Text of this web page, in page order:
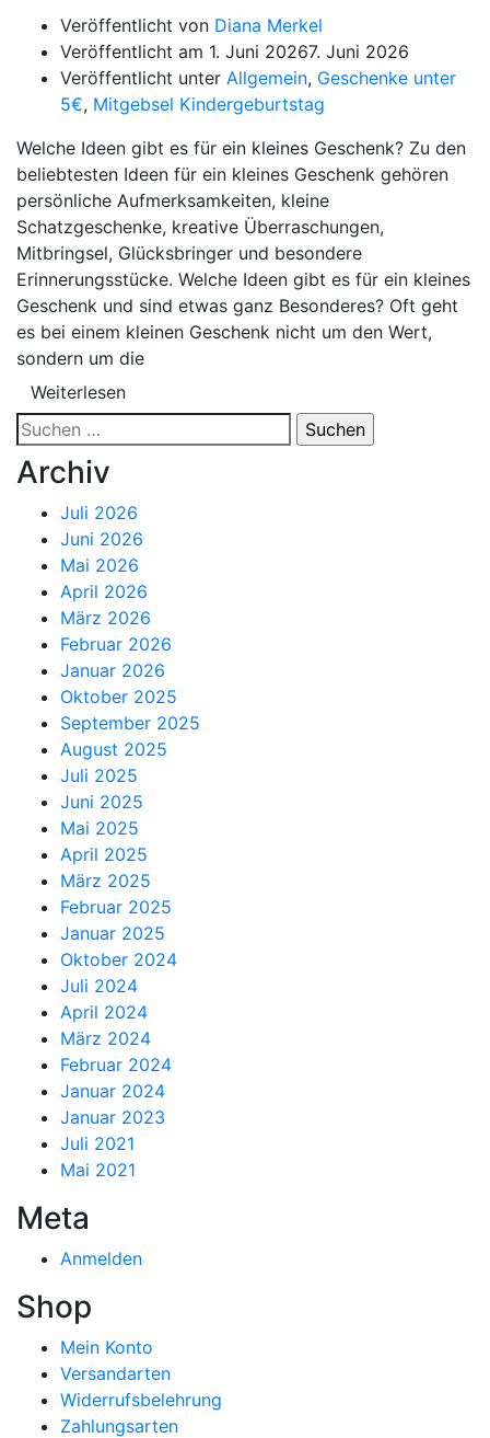
Veröffentlicht von Diana Merkel
Veröffentlicht am 1. Juni 20267. Juni 2026
Veröffentlicht unter Allgemein, Geschenke unter
5€, Mitgebsel Kindergeburtstag
Welche Ideen gibt es für ein kleines Geschenk? Zu den
beliebtesten Ideen für ein kleines Geschenk gehören
persönliche Aufmerksamkeiten, kleine
Schatzgeschenke, kreative Überraschungen,
Mitbringsel, Glücksbringer und besondere
Erinnerungsstücke. Welche Ideen gibt es für ein kleines
Geschenk und sind etwas ganz Besonderes? Oft geht
es bei einem kleinen Geschenk nicht um den Wert,
sondern um die
Weiterlesen
Suchen
nach:
Archiv
Juli 2026
Juni 2026
Mai 2026
April 2026
März 2026
Februar 2026
Januar 2026
Oktober 2025
September 2025
August 2025
Juli 2025
Juni 2025
Mai 2025
April 2025
März 2025
Februar 2025
Januar 2025
Oktober 2024
Juli 2024
April 2024
März 2024
Februar 2024
Januar 2024
Januar 2023
Juli 2021
Mai 2021
Meta
Anmelden
Shop
Mein Konto
Versandarten
Widerrufsbelehrung
Zahlungsarten